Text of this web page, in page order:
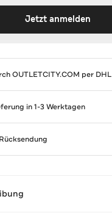
Jetzt anmelden
OUTLETCITY.COM per DHL
in 1-3 Werktagen